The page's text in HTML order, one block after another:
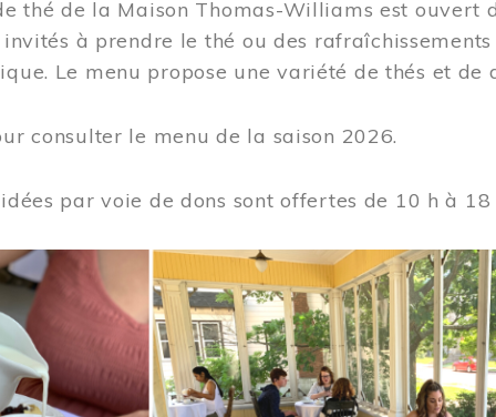
thé de la Maison Thomas-Williams est ouvert
à prendre le thé ou des
Le menu propose une variété de thés et
consulter le menu de la saison 2026.
par voie de dons sont offertes de 10 h à